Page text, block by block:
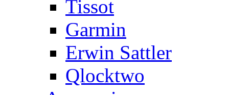
Tissot
Garmin
Erwin Sattler
Qlocktwo